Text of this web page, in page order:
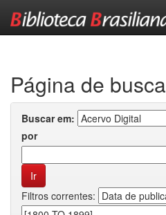
Página de busca
Buscar em:
por
Filtros correntes: